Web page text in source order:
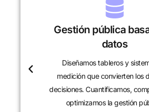
Investigación y
Analizamos políticas,
realidades locales para
causas y efectos. Desarrollamos
de investigación que aportan
soluciones.